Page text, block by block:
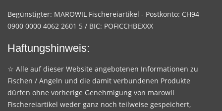
Begünstigter: MAROWIL Fischereiartikel - Postkonto: CH94
0900 0000 4062 2601 5 / BIC: POFICCHBEXXX
Haftungshinweis:
☆ Alle auf dieser Website angebotenen Informationen zu
Fischen / Angeln und die damit verbundenen Produkte
dürfen ohne vorherige Genehmigung von marowil
Fischereiartikel weder ganz noch teilweise gespeichert,